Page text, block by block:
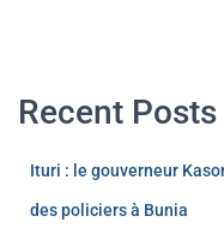
Recent Posts
Ituri : le gouverneur
des policiers à Bunia